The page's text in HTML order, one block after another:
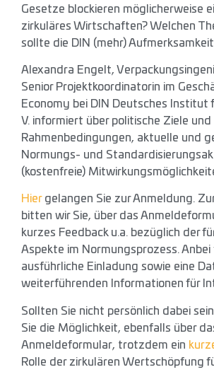
Gesetze blockieren möglicherweise
zirkuläres Wirtschaften? Welchen
sollte die DIN (mehr)
Alexandra Engelt,
Senior Projektkoordinatorin im
Economy bei DIN Deutsches Institut
V. informiert über politische Ziele und
Rahmenbedingungen, aktuelle und
Normungs- und
(kostenfreie)
Hiergelangen Sie zur Anmeldung.
bitten wir Sie, über das
kurzes Feedback u.a. bezüglich der
Aspekte im Normungsprozess. Anbei
ausführliche Einladung sowie eine
weiterführenden Informationen für
Sollten Sie nicht persönlich dabei
Sie die Möglichkeit, ebenfalls über
Anmeldeformular, trotzdem ein
Rolle der zirkulären Wertschöpfung